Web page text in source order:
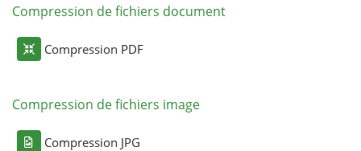
Compression de fichiers document
Compression PDF
Compression de fichiers image
Compression JPG